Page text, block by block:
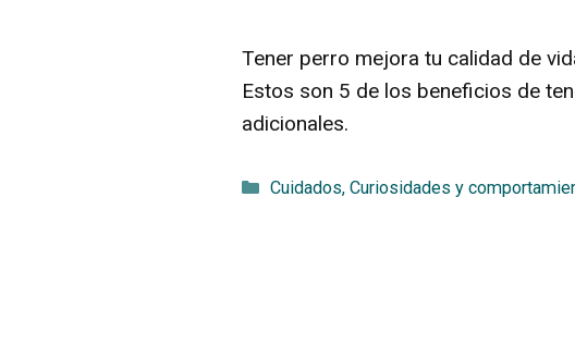
Tener perro mejora tu calidad de
Estos son 5 de los beneficios de
adicionales.
Categorías
Cuidados, Curiosidades y